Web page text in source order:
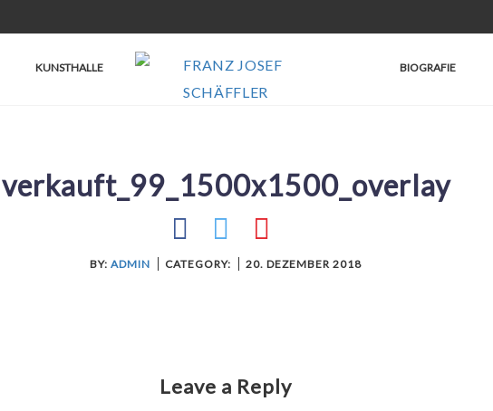
KUNSTHALLE BIOGRAFIE
verkauft_99_1500x1500_overlay
BY: ADMIN CATEGORY: 20. DEZEMBER 2018
Leave a Reply